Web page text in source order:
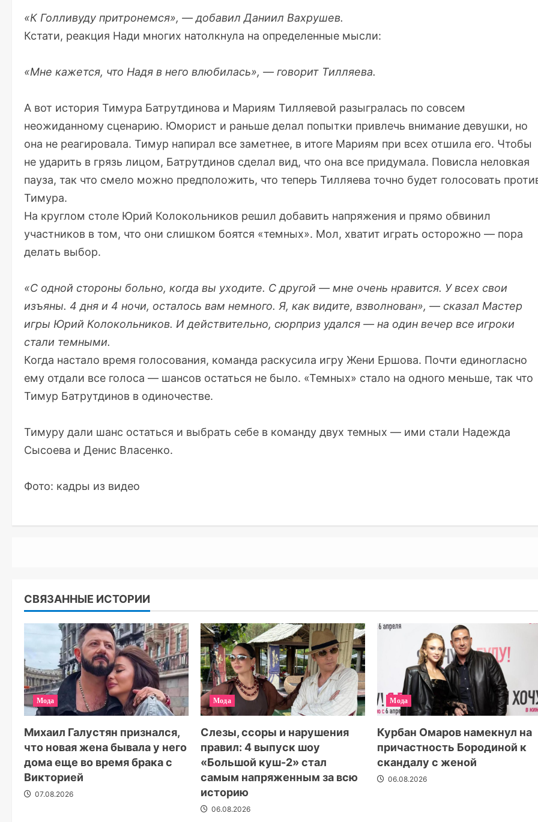
«К Голливуду притронемся», — добавил Даниил Вахрушев.
Кстати, реакция Нади многих натолкнула на определенные мысли:
«Мне кажется, что Надя в него влюбилась», — говорит Тилляева.
А вот история Тимура Батрутдинова и Мариям Тилляевой разыгралась по совсем
неожиданному сценарию. Юморист и раньше делал попытки привлечь внимание девушки, но
она не реагировала. Тимур напирал все заметнее, в итоге Мариям при всех отшила его. Чтобы
не ударить в грязь лицом, Батрутдинов сделал вид, что она все придумала. Повисла неловкая
пауза, так что смело можно предположить, что теперь Тилляева точно будет голосовать
Тимура.
На круглом столе Юрий Колокольников решил добавить напряжения и прямо обвинил
участников в том, что они слишком боятся «темных». Мол, хватит играть осторожно — пора
делать выбор.
«С одной стороны больно, когда вы уходите. С другой — мне очень нравится. У всех свои
изъяны. 4 дня и 4 ночи, осталось вам немного. Я, как видите, взволнован», — сказал Мастер
игры Юрий Колокольников. И действительно, сюрприз удался — на один вечер все игроки
стали темными.
Когда настало время голосования, команда раскусила игру Жени Ершова. Почти единогласно
ему отдали все голоса — шансов остаться не было. «Темных» стало на одного меньше, так что
Тимур Батрутдинов в одиночестве.
Тимуру дали шанс остаться и выбрать себе в команду двух темных — ими стали Надежда
Сысоева и Денис Власенко.
Фото: кадры из видео
СВЯЗАННЫЕ ИСТОРИИ
Мода
Михаил Галустян признался,
что новая жена бывала у него
дома еще во время брака с
Викторией
07.08.2026
Мода
Слезы, ссоры и нарушения
правил: 4 выпуск шоу
«Большой куш-2» стал
самым напряженным за всю
историю
06.08.2026
Мода
Курбан Омаров намекнул на
причастность Бородиной к
скандалу с женой
06.08.2026